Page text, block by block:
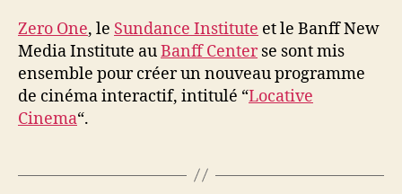
Zero One, le Sundance Institute et le Banff New
Media Institute auBanff Centerse sont mis
ensemble pour créer un nouveau programme
de cinéma interactif, intitulé “Locative
Cinema“.